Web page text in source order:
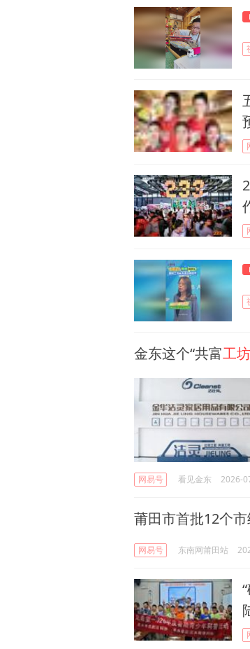
金东这个“共富工坊
网易号 看见金东 2026-
莆田市首批12个
网易号 东南网莆田站